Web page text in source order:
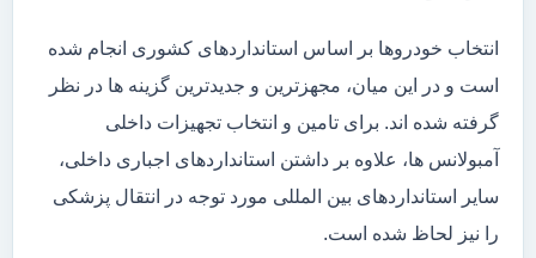
انتخاب خودروها بر اساس استانداردهای کشوری انجام شده
است و در این میان، مجهزترین و جدیدترین گزینه ها در نظر
گرفته شده اند. برای تامین و انتخاب تجهیزات داخلی
آمبولانس ها، علاوه بر داشتن استانداردهای اجباری داخلی،
سایر استانداردهای بین المللی مورد توجه در انتقال پزشکی
را نیز لحاظ شده است.